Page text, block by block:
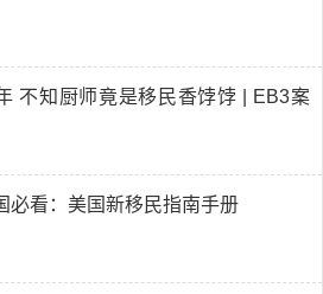
不知厨师竟是移民香饽饽 | EB3案
必看：美国新移民指南手册